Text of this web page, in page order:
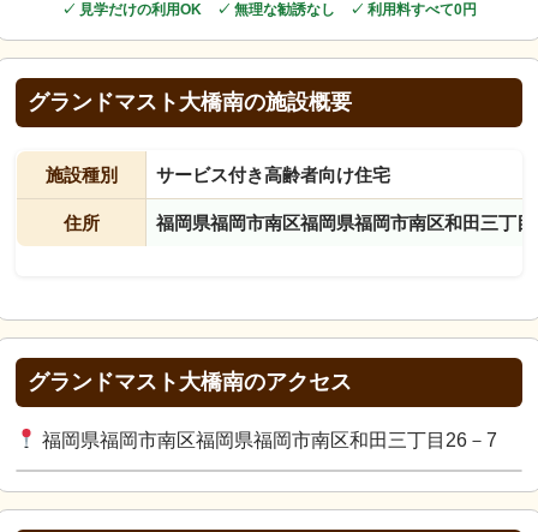
✓ 見学だけの利用OK ✓ 無理な勧誘なし ✓ 利用料すべて0円
グランドマスト大橋南の施設概要
施設種別 サービス付き高齢者向け住宅
住所 福岡県福岡市南区福岡県福岡市南区和田三丁目
グランドマスト大橋南のアクセス
福岡県福岡市南区福岡県福岡市南区和田三丁目26－7